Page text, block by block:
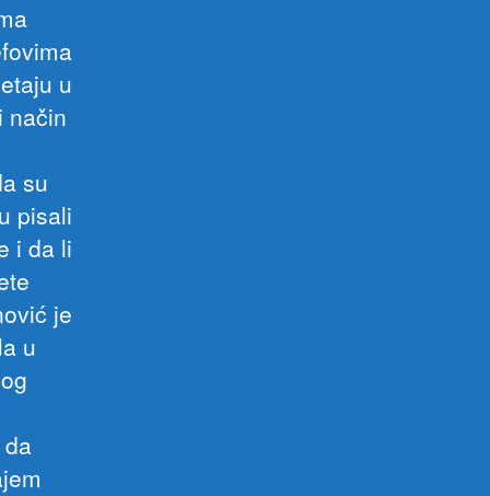
u
način
su
pisali
i da li
je
u